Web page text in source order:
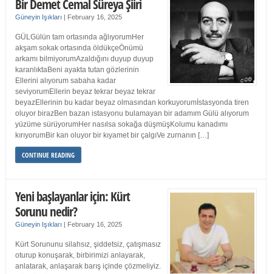
Bir Demet Cemal Süreya Şiiri
Güneyin Işıkları | February 16, 2025
GÜLGülün tam ortasında ağlıyorumHer
akşam sokak ortasında öldükçeÖnümü
arkamı bilmiyorumAzaldığını duyup duyup
karanlıktaBeni ayakta tutan gözlerinin
Ellerini alıyorum sabaha kadar
seviyorumEllerin beyaz tekrar beyaz tekrar
beyazEllerinin bu kadar beyaz olmasından korkuyorumİstasyonda tiren
oluyor birazBen bazan istasyonu bulamayan bir adamım Gülü alıyorum
yüzüme sürüyorumHer nasılsa sokağa düşmüşKolumu kanadımı
kırıyorumBir kan oluyor bir kıyamet bir çalgıVe zurnanın […]
CONTINUE READING
Yeni başlayanlar için: Kürt
Sorunu nedir?
Güneyin Işıkları | February 16, 2025
Kürt Sorununu silahsız, şiddetsiz, çatışmasız
oturup konuşarak, birbirimizi anlayarak,
anlatarak, anlaşarak barış içinde çözmeliyiz.